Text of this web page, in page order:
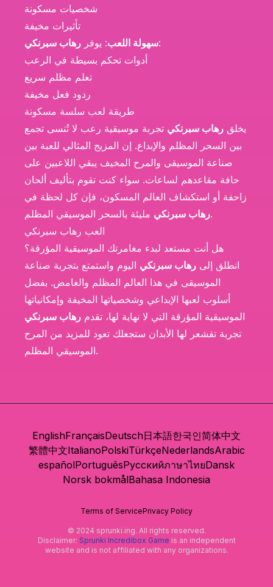
شخصيات مسكونة
تأثيرات مخيفة
سهولة اللعب: يوفر رهاب سبرنكي
:
أدوات تحكم بسيطة في الرعب
تعلم مظلم سريع
ردود فعل مخيفة
طريقة لعب سلسة مسكونة
يخلق رهاب سبرنكي تجربة موسيقية رعب لا تُنسى تجمع
بين السحر المظلم والإبداع. إن المزيج المثالي للعبة بين
صناعة الموسيقى والمرح المخيف يبقي اللاعبين على
حافة مقاعدهم لساعات. سواء كنت تقوم بتأليف ألحان
زاحفة أو استكشاف العالم المسكون، فإن كل لحظة في
رهاب سبرنكيمليئة بالسحر الموسيقي المظلم.
العب رهاب سبرنكي
هل أنت مستعد لبدء مغامرتك الموسيقية المؤرقة؟
انطلق إلى رهاب سبرنكي اليوم واستمتع بتجربة صناعة
الموسيقى في هذا العالم المظلم والغامض. بفضل
أسلوب لعبها الإبداعي وشخصياتها المخيفة وإمكانياتها
الموسيقية المؤرقة التي لا نهاية لها، تقدم رهاب سبرنكي
تجربة تقشعر لها الأبدان ستجعلك تعود للمزيد من المرح
الموسيقي المظلم.
EnglishFrançaisDeutsch日本語한국인简体中文
繁體中文ItalianoPolskiTürkçeNederlandsArabic
españolPortuguêsРусскийภาษาไทยDansk
Norsk bokmålBahasa Indonesia
Terms of ServicePrivacy Policy
© 2024 sprunki.ing. All rights reserved.
Disclaimer: Sprunki Incredibox Game is an independent
website and is not affiliated with any organizations.